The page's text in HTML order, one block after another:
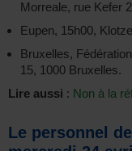
Morreale, rue Kefer
Eupen, 15h00,
Bruxelles,
15, 1000 Bruxelles.
Lire aussi : Non à la
Le personnel